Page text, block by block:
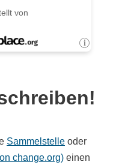
Sammelstelle oder
change.org) einen